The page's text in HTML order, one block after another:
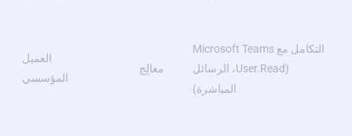
التكامل مع Microsoft Teams
(User.Read، الرسائل
المباشرة)
معالِج
العميل
المؤسسي